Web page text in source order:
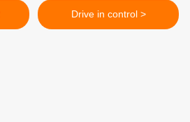
Drive in control >